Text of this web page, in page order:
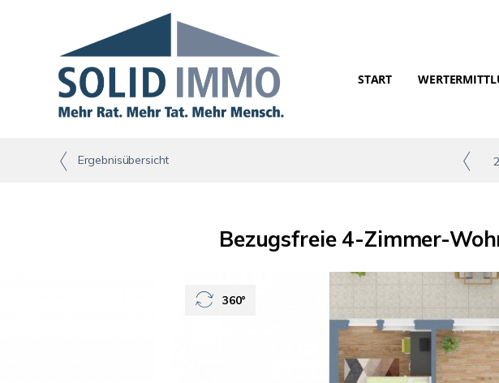
START
Ergebnisübersicht 2
Bezugsfreie 4-Zimmer-
360°